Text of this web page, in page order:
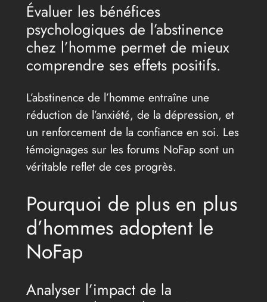
Évaluer les bénéfices
psychologiques de l’abstinence
chez l’homme permet de mieux
comprendre ses effets positifs.
L’abstinence de l’homme entraîne une
réduction de l’anxiété, de la dépression, et
un renforcement de la confiance en soi. Les
témoignages sur les forums NoFap sont un
véritable reflet de ces progrès.
Pourquoi de plus en plus
d’hommes adoptent le
NoFap
Analyser l’impact de la